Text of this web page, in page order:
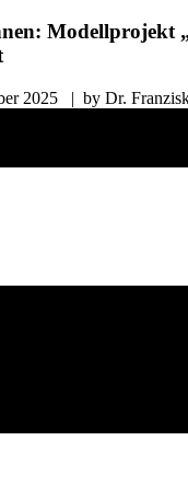
Modellprojekt
2025 | by Dr.